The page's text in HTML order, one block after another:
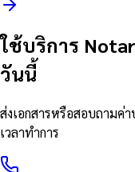
ใช้บริการ
วันนี้
ส่งเอกสารหรือสอบถามค่
เวลาทำการ